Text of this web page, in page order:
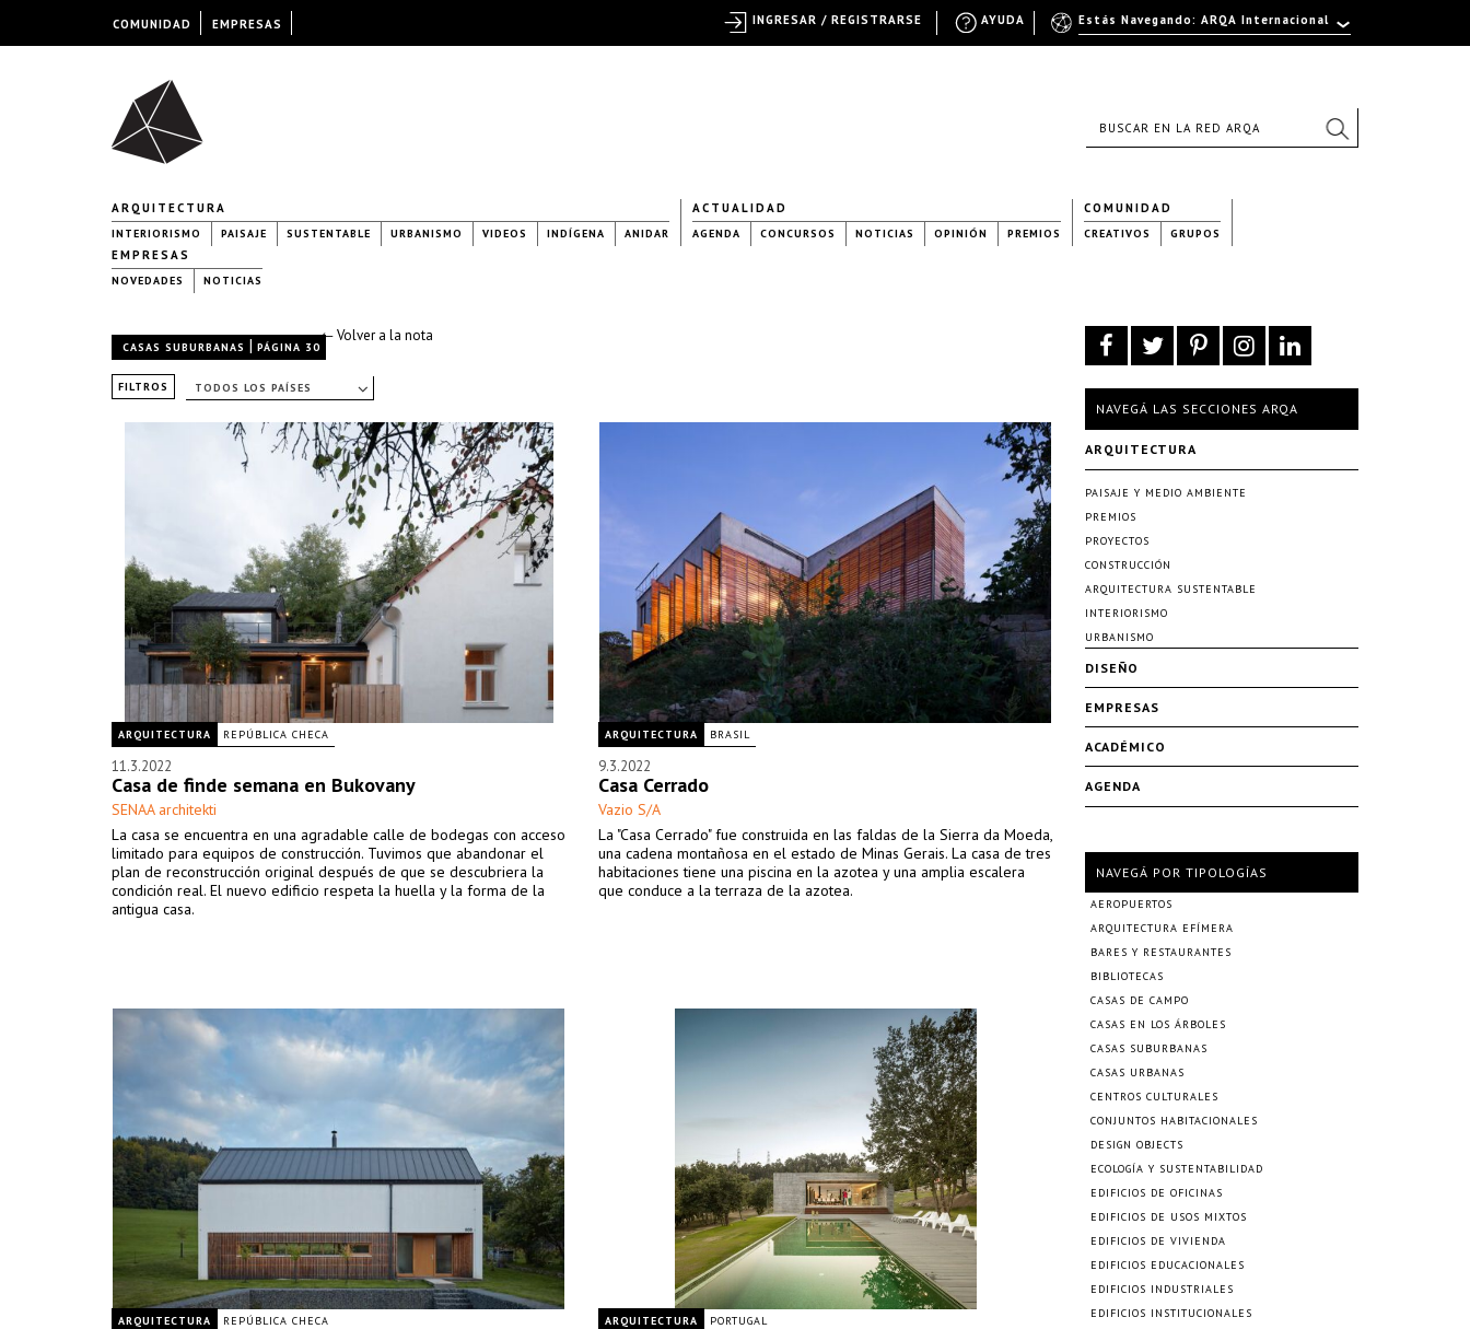
ARQUITECTURA
INTERIORISMO PAISAJE SUSTENTABLE URBANISMO VIDEOS INDÍGENA ANIDAR
ACTUALIDAD
AGENDA CONCURSOS NOTICIAS OPINIÓN PREMIOS
COMUNIDAD
CREATIVOS GRUPOS
EMPRESAS
NOVEDADES NOTICIAS
← Volver a la nota
CASAS SUBURBANAS | PÁGINA 30
FILTROS TODOS LOS PAÍSES
ARQUITECTURA REPÚBLICA CHECA
11.3.2022
Casa de finde semana en Bukovany
SENAA architekti
La casa se encuentra en una agradable calle de bodegas con acceso
limitado para equipos de construcción. Tuvimos que abandonar el
plan de reconstrucción original después de que se descubriera la
condición real. El nuevo edificio respeta la huella y la forma de la
antigua casa.
ARQUITECTURA BRASIL
9.3.2022
Casa Cerrado
Vazio S/A
La "Casa Cerrado" fue construida en las faldas de la Sierra da Moeda,
una cadena montañosa en el estado de Minas Gerais. La casa de tres
habitaciones tiene una piscina en la azotea y una amplia escalera
que conduce a la terraza de la azotea.
ARQUITECTURA REPÚBLICA CHECA ARQUITECTURA PORTUGAL
NAVEGÁ LAS SECCIONES ARQA
ARQUITECTURA
PAISAJE Y MEDIO AMBIENTE
PREMIOS
PROYECTOS
CONSTRUCCIÓN
ARQUITECTURA SUSTENTABLE
INTERIORISMO
URBANISMO
DISEÑO
EMPRESAS
ACADÉMICO
AGENDA
NAVEGÁ POR TIPOLOGÍAS
AEROPUERTOS
ARQUITECTURA EFÍMERA
BARES Y RESTAURANTES
BIBLIOTECAS
CASAS DE CAMPO
CASAS EN LOS ÁRBOLES
CASAS SUBURBANAS
CASAS URBANAS
CENTROS CULTURALES
CONJUNTOS HABITACIONALES
DESIGN OBJECTS
ECOLOGÍA Y SUSTENTABILIDAD
EDIFICIOS DE OFICINAS
EDIFICIOS DE USOS MIXTOS
EDIFICIOS DE VIVIENDA
EDIFICIOS EDUCACIONALES
EDIFICIOS INDUSTRIALES
EDIFICIOS INSTITUCIONALES
COMUNIDAD EMPRESAS Estás Navegando: ARQA Internacional
AYUDA
INGRESAR / REGISTRARSE